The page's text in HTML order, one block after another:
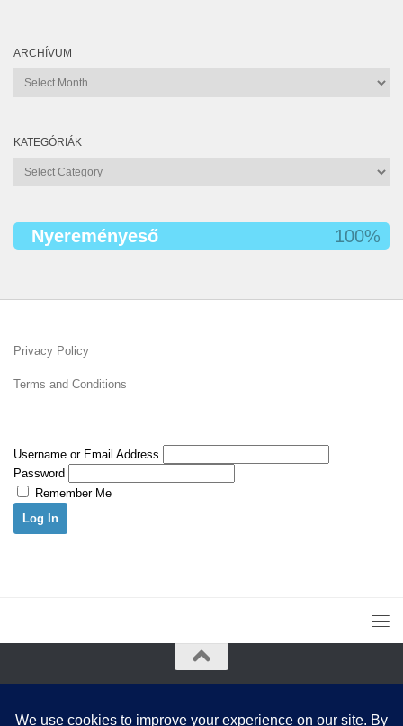
ARCHÍVUM
Archívum
KATEGÓRIÁK
Kategóriák
Nyereményeső 100%
Privacy Policy
Terms and Conditions
Username or Email Address
Password
Remember Me